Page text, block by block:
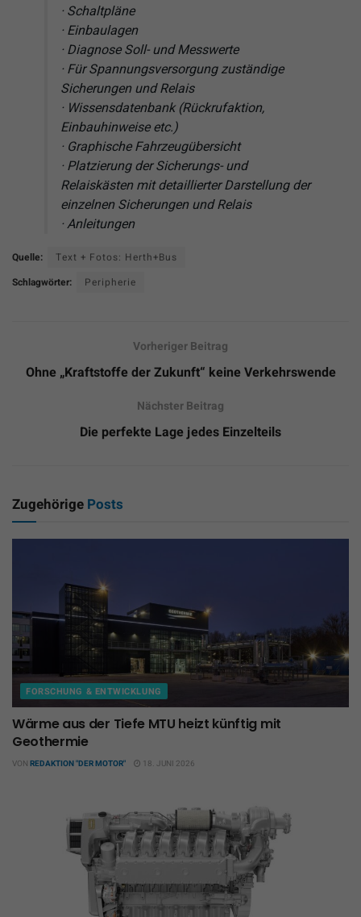
· Schaltpläne
· Einbaulagen
· Diagnose Soll- und Messwerte
· Für Spannungsversorgung zuständige
Sicherungen und Relais
· Wissensdatenbank (Rückrufaktion,
Einbauhinweise etc.)
· Graphische Fahrzeugübersicht
· Platzierung der Sicherungs- und
Relaiskästen mit detaillierter Darstellung der
einzelnen Sicherungen und Relais
· Anleitungen
Quelle:
Text + Fotos: Herth+Bus
Schlagwörter:
Peripherie
Vorheriger Beitrag
Ohne „Kraftstoffe der Zukunft“ keine Verkehrswende
Nächster Beitrag
Die perfekte Lage jedes Einzelteils
Zugehörige Posts
FORSCHUNG & ENTWICKLUNG
Wärme aus der Tiefe MTU heizt künftig mit
Geothermie
VON REDAKTION "DER MOTOR" 18. JUNI 2026